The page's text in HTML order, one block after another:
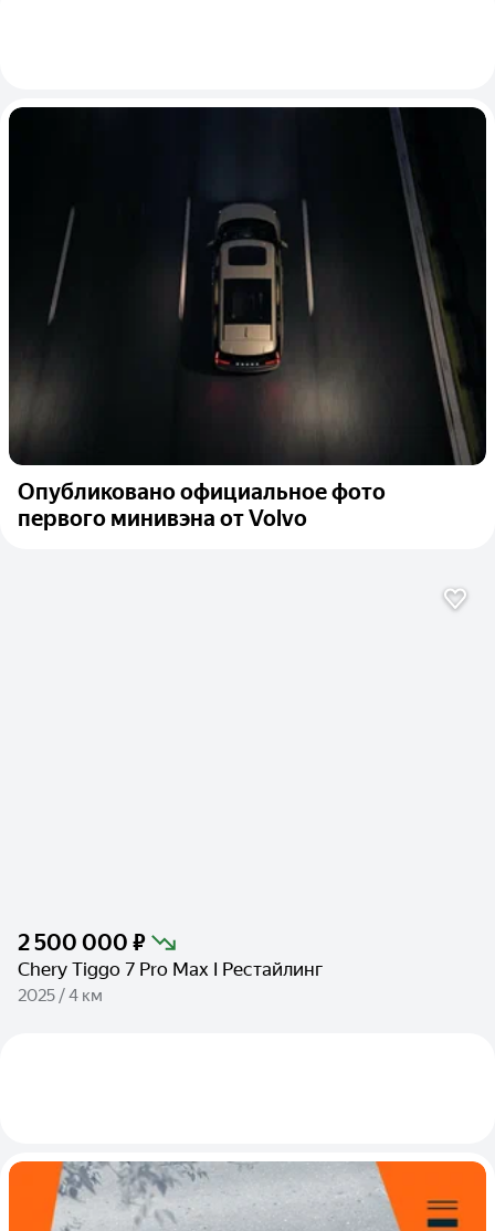
Опубликовано официальное фото
первого минивэна от Volvo
2 500 000 ₽
Chery Tiggo 7 Pro Max I Рестайлинг
2025 / 4 км